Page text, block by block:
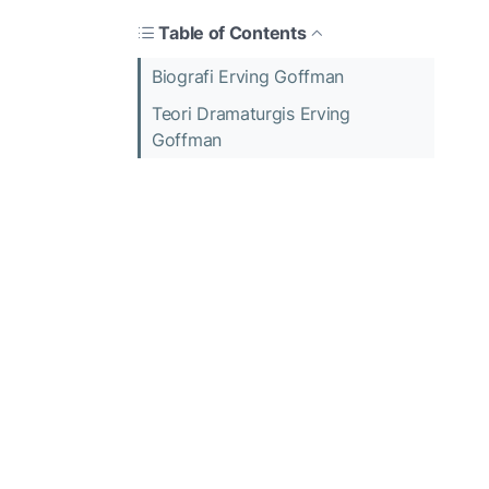
Table of Contents
Biografi Erving Goffman
Teori Dramaturgis Erving
Goffman